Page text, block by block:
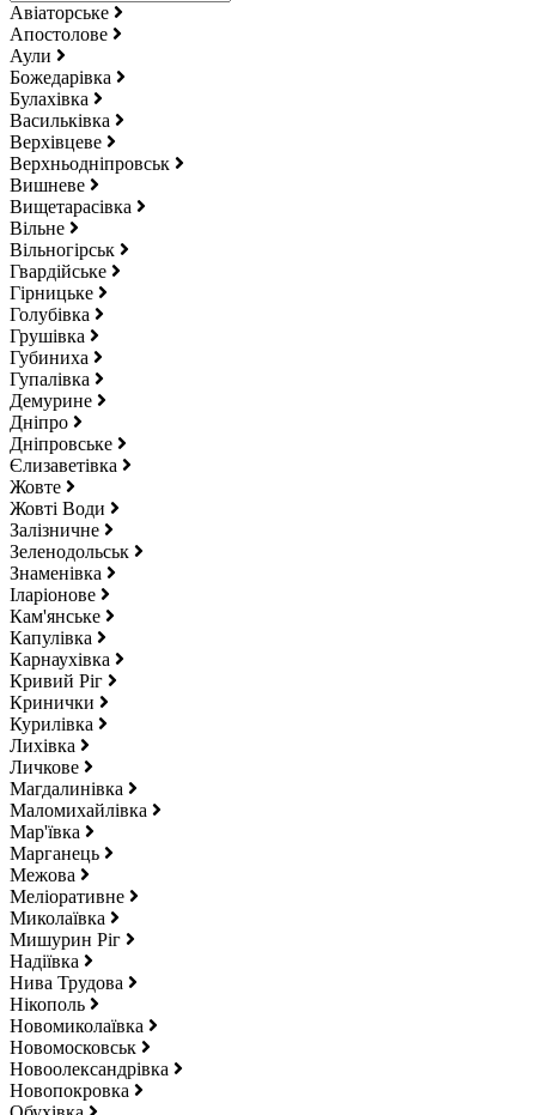
Авіаторське
Апостолове
Аули
Божедарівка
Булахівка
Васильківка
Верхівцеве
Верхньодніпровськ
Вишневе
Вищетарасівка
Вільне
Вільногірськ
Гвардійське
Гірницьке
Голубівка
Грушівка
Губиниха
Гупалівка
Демурине
Дніпро
Дніпровське
Єлизаветівка
Жовте
Жовті Води
Залізничне
Зеленодольськ
Знаменівка
Іларіонове
Кам'янське
Капулівка
Карнаухівка
Кривий Ріг
Кринички
Курилівка
Лихівка
Личкове
Магдалинівка
Маломихайлівка
Мар'ївка
Марганець
Межова
Меліоративне
Миколаївка
Мишурин Ріг
Надіївка
Нива Трудова
Нікополь
Новомиколаївка
Новомосковськ
Новоолександрівка
Новопокровка